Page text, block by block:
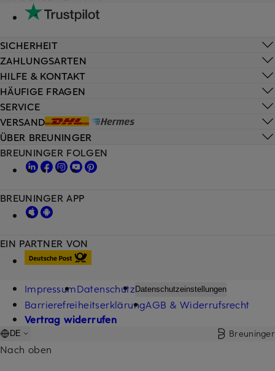
HILFE & KONTAKT
HÄUFIGE FRAGEN
SERVICE
VERSAND
SICHERHEIT
ZAHLUNGSARTEN
ÜBER BREUNINGER
EIN PARTNER VON
BREUNINGER FOLGEN
BREUNINGER APP
ImpressumDatenschutzDatenschutzeinstellungen
BarrierefreiheitserklärungAGB & Widerrufsrecht
Vertrag widerrufen
DE Breuninger
Nach oben